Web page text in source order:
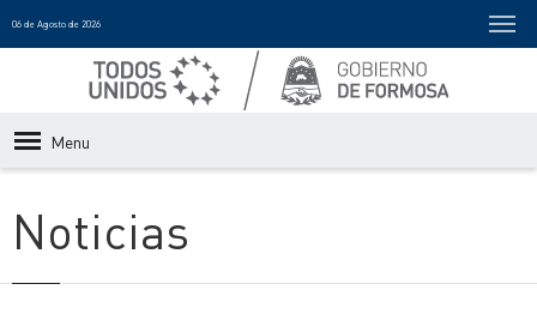
06 de Agosto de 2026
Menu
Noticias